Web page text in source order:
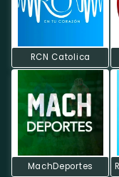
RCN Catolica
MachDeportes